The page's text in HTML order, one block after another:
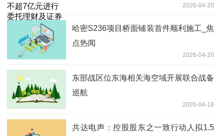
2026-04-20
哈密S236项目桥面铺装首件顺利施工_焦
点热闻
2026-04-20
东部战区位东海相关海空域开展联合战备
巡航
2026-04-18
共达电声：控股股东之一致行动人拟1.5